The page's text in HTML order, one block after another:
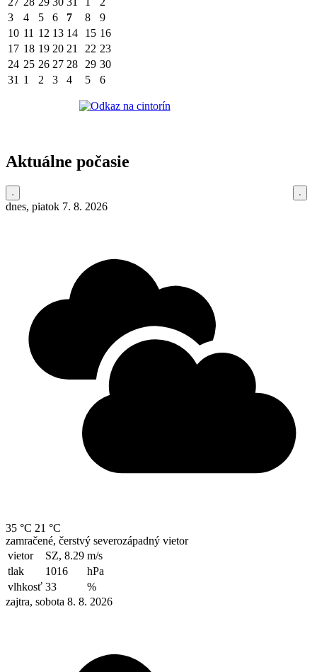
3
4 5 6 7 8
9
10 11 12 13 14 15 16
17 18 19 20 21 22 23
24 25 26 27 28 29 30
31 1 2 3 4 5 6
Aktuálne počasie
dnes, piatok 7. 8. 2026
35 °C 21 °C
zamračené, čerstvý severozápadný vietor
vietor
SZ, 8.29 m/s
tlak
1016
hPa
vlhkosť 33
%
zajtra, sobota 8. 8. 2026